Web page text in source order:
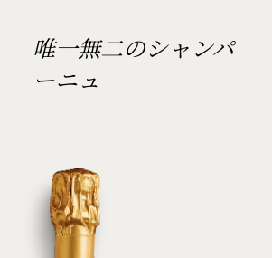
ÉDITION
唯一無二のシャンパ
ーニュ